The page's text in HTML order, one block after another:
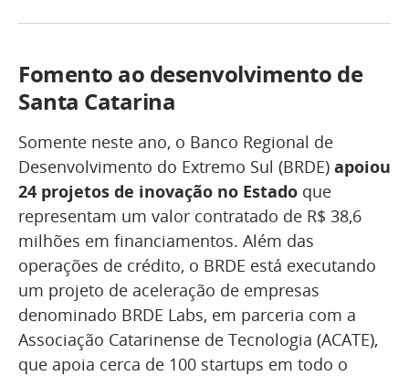
Fomento ao desenvolvimento de
Santa Catarina
Somente neste ano, o Banco Regional de
Desenvolvimento do Extremo Sul (BRDE) apoiou
24 projetos de inovação no Estado que
representam um valor contratado de R$ 38,6
milhões em financiamentos. Além das
operações de crédito, o BRDE está executando
um projeto de aceleração de empresas
denominado BRDE Labs, em parceria com a
Associação Catarinense de Tecnologia (ACATE),
que apoia cerca de 100 startups em todo o